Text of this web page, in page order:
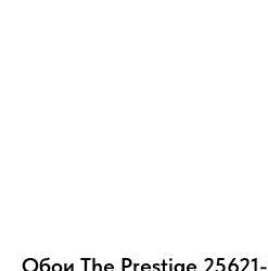
Обои The Prestige 25621-